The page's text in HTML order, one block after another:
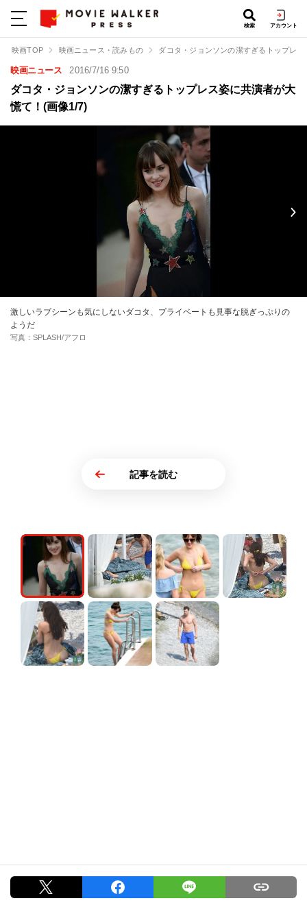
検索 アカウント
映画TOP 映画ニュース・読みもの ダコタ・ジョンソンの潔すぎるトップレ
映画ニュース 2016/7/16 9:50
ダコタ・ジョンソンの潔すぎるトップレス姿に共演者が大
慌て！(画像1/7)
激しいラブシーンも気にしないダコタ、プライベートも見事な脱ぎっぷりの
ようだ
写真：SPLASH/アフロ
記事を読む